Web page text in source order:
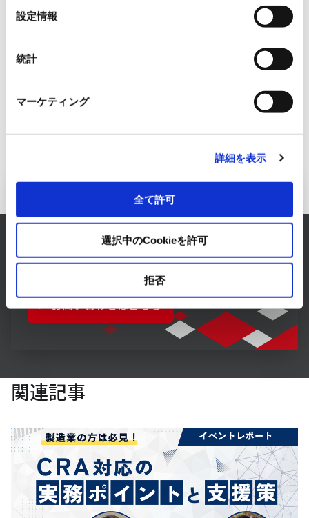
設定情報
統計
マーケティング
詳細を表示
全て許可
選択中のCookieを許可
拒否
2026/08/03
【あと3ヶ月】EUサイバーレジリエンス法（CRA）の報
告義務化に備える！製造業が今すぐ取り組むべき「24
エレクトロニクス
FAシステム事業へのお問い合わせ
RYODENでは、FAシステムに関するあらゆるお悩み
を解決します。
まずは、お気軽にご相談ください。
お問い合わせはこちら
関連記事